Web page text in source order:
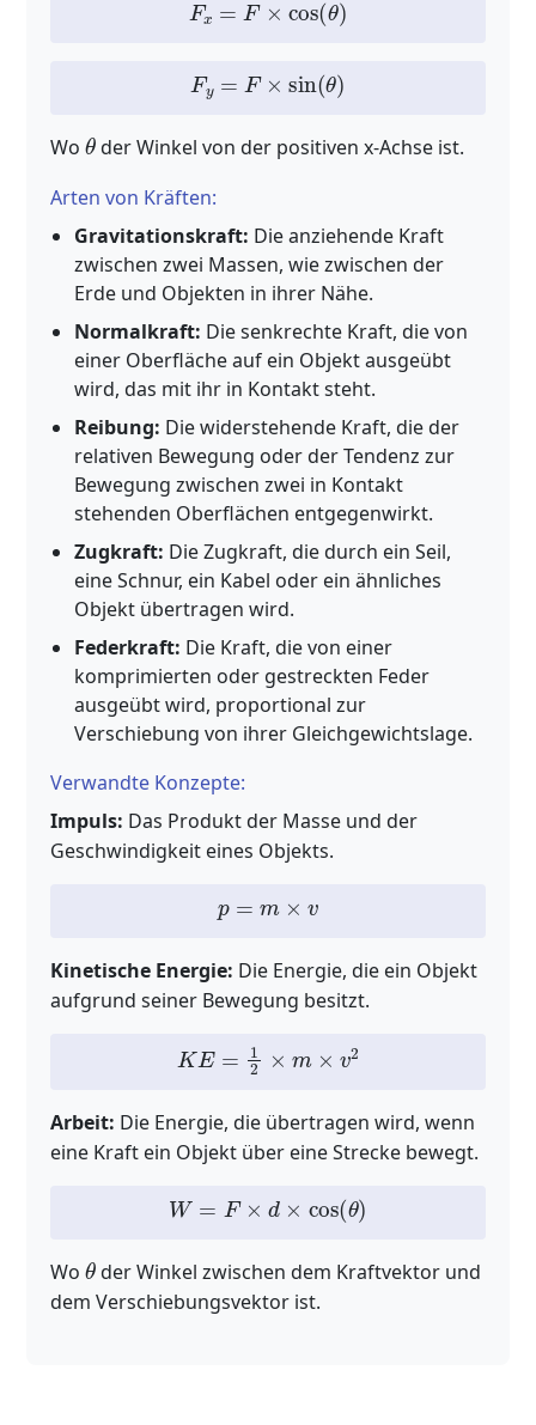
Fy ×sin ( θ)
Wo
θ
der Winkel von der positiven x-Achse ist.
Arten von Kräften:
Gravitationskraft: Die anziehende Kraft
zwischen zwei Massen, wie zwischen der
Erde und Objekten in ihrer Nähe.
Normalkraft: Die senkrechte Kraft, die von
einer Oberfläche auf ein Objekt ausgeübt
wird, das mit ihr in Kontakt steht.
Reibung: Die widerstehende Kraft, die der
relativen Bewegung oder der Tendenz zur
Bewegung zwischen zwei in Kontakt
stehenden Oberflächen entgegenwirkt.
Zugkraft: Die Zugkraft, die durch ein Seil,
eine Schnur, ein Kabel oder ein ähnliches
Objekt übertragen wird.
Federkraft: Die Kraft, die von einer
komprimierten oder gestreckten Feder
ausgeübt wird, proportional zur
Verschiebung von ihrer Gleichgewichtslage.
Verwandte Konzepte:
Impuls: Das Produkt der Masse und der
Geschwindigkeit eines Objekts.
Kinetische Energie: Die Energie, die ein Objekt
aufgrund seiner Bewegung besitzt.
KE= × ×v
Arbeit: Die Energie, die übertragen wird, wenn
eine Kraft ein Objekt über eine Strecke bewegt.
W= d× cos (
Wo
θ
der Winkel zwischen dem Kraftvektor und
dem Verschiebungsvektor ist.